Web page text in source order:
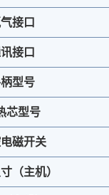
接口
接口
型号
芯型号
磁开关
（主机）